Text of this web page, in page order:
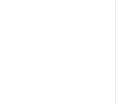
a
értékének
a nyertes
Kft. elvégezte